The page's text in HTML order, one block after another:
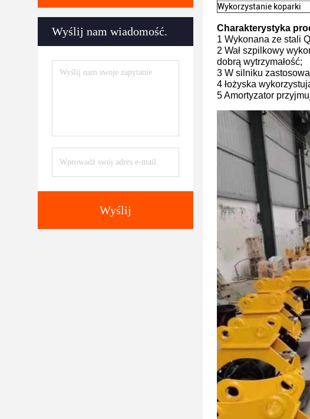
Wyślij nam wiadomość.
Wyślij
Wykorzystanie koparki
Charakterystyka
1 Wykonana ze stali
2 Wał szpilkowy
dobrą wytrzymałość;
3 W silniku
4 łożyska
5 Amortyzator